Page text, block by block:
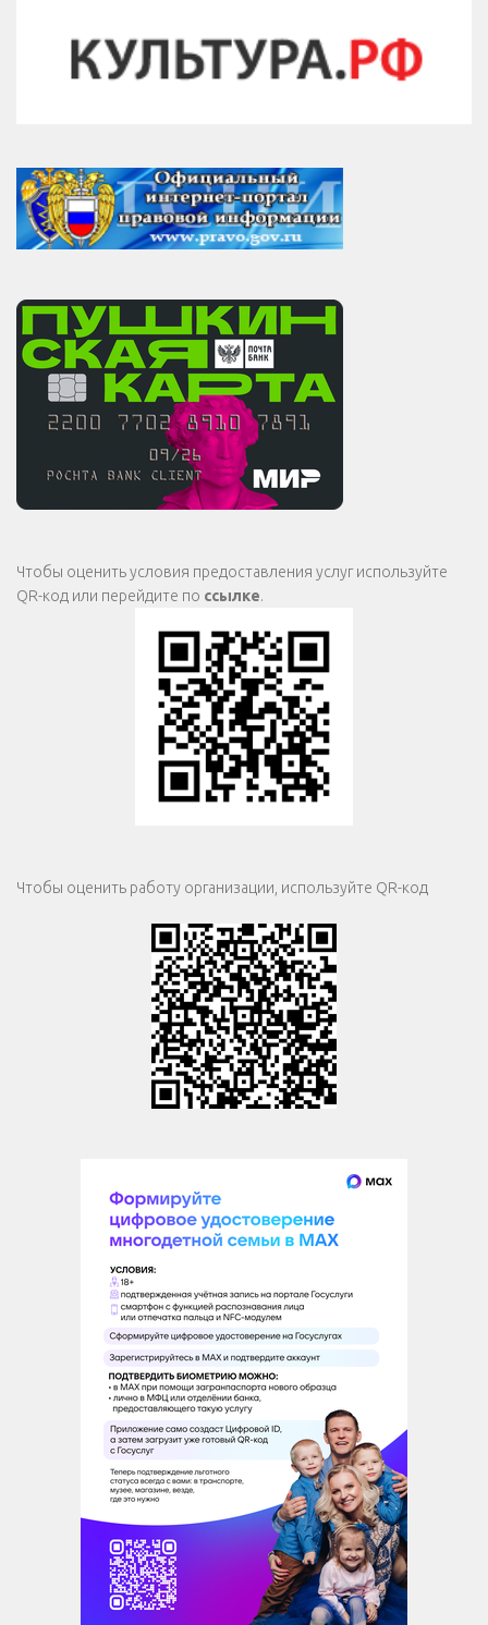
Чтобы оценить условия предоставления услуг используйте
QR-код или перейдите по ссылке.
Чтобы оценить работу организации, используйте QR-код